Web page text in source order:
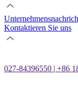
Kontaktieren Sie uns
027-84396550 | +86